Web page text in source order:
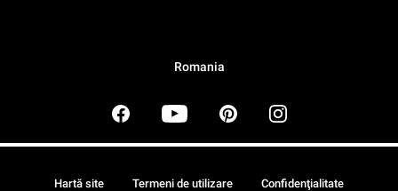
Romania
Hartă site Termeni de utilizare Confidenţialitate